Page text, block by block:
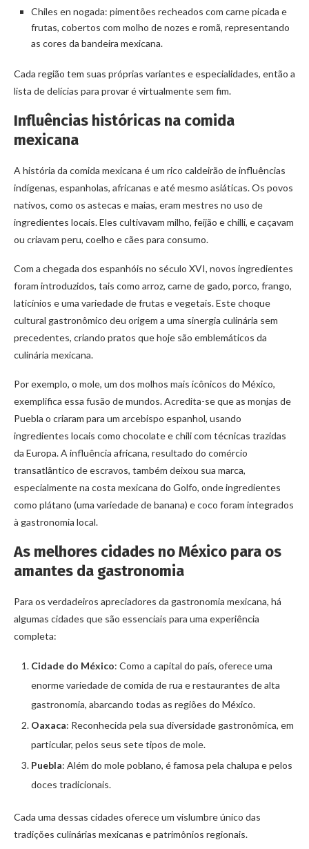
Chiles en nogada: pimentões recheados com carne picada e
frutas, cobertos com molho de nozes e romã, representando
as cores da bandeira mexicana.
Cada região tem suas próprias variantes e especialidades, então a
lista de delícias para provar é virtualmente sem fim.
Influências históricas na comida
mexicana
A história da comida mexicana é um rico caldeirão de influências
indígenas, espanholas, africanas e até mesmo asiáticas. Os povos
nativos, como os astecas e maias, eram mestres no uso de
ingredientes locais. Eles cultivavam milho, feijão e chilli, e caçavam
ou criavam peru, coelho e cães para consumo.
Com a chegada dos espanhóis no século XVI, novos ingredientes
foram introduzidos, tais como arroz, carne de gado, porco, frango,
laticínios e uma variedade de frutas e vegetais. Este choque
cultural gastronômico deu origem a uma sinergia culinária sem
precedentes, criando pratos que hoje são emblemáticos da
culinária mexicana.
Por exemplo, o mole, um dos molhos mais icônicos do México,
exemplifica essa fusão de mundos. Acredita-se que as monjas de
Puebla o criaram para um arcebispo espanhol, usando
ingredientes locais como chocolate e chili com técnicas trazidas
da Europa. A influência africana, resultado do comércio
transatlântico de escravos, também deixou sua marca,
especialmente na costa mexicana do Golfo, onde ingredientes
como plátano (uma variedade de banana) e coco foram integrados
à gastronomia local.
As melhores cidades no México para os
amantes da gastronomia
Para os verdadeiros apreciadores da gastronomia mexicana, há
algumas cidades que são essenciais para uma experiência
completa:
Cidade do México: Como a capital do país, oferece uma
enorme variedade de comida de rua e restaurantes de alta
gastronomia, abarcando todas as regiões do México.
Oaxaca: Reconhecida pela sua diversidade gastronômica, em
particular, pelos seus sete tipos de mole.
Puebla: Além do mole poblano, é famosa pela chalupa e pelos
doces tradicionais.
Cada uma dessas cidades oferece um vislumbre único das
tradições culinárias mexicanas e patrimônios regionais.